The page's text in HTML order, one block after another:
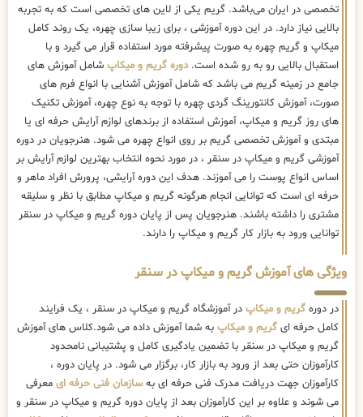
تخصصی در ایران می‌باشد. گریم یکی از لاین های تخصصی است که به تجربه
بالایی نیاز دارد. در این دوره آموزشی ، برای زیبا سازی چهره، یک روند کامل
میکاپ و گریم چهره به صورت پیشرفته مورد استفاده قرار می گیرد و با
استقبال بالایی رو به رو شده است.دوره گریم و میکاپ شامل آموزش های
جامع در زمینه گریم می باشد که شامل آموزش آشنایی با انواع فرم های
صورت، آموزش کانتورینگ گردی چهره با توجه به نوع چهره، آموزش تکنیک
های روز گریم و میکاپ، آموزش استفاده از برندهای لوازم آرایش حرفه ای یا
مبتدی و آموزش تخصصی گریم بر روی انواع چهره می شود. هنرجویان در دوره
آموزشی گریم و میکاپ در سنقر ، در مورد نحوه انتخاب بهترین لوازم آرایش بر
اساس انواع پوست را می آموزند. هدف این دوره آرایشی، پرورش افراد ماهر و
حرفه ای است که توانایی انجام هرگونه گریم و میکاپ مطابق با نظر و سلیقه
مشتری را داشته باشند. هنرجویان پس از پایان دوره گریم و میکاپ در سنقر
توانایی ورود به بازار کار گریم و میکاپ را دارند.
ویژگی های آموزش گریم و میکاپ در سنقر
در دوره گریم و میکاپ در آموزشگاه گریم و میکاپ در سنقر ، یک فرایند
کامل حرفه ای گریم و میکاپ به شما آموزش داده می شود.کلاس های آموزش
گریم و میکاپ در سنقر با تضمین یادگیری کامل و پشتیبانی نامحدود
کارآموزان حتی بعد از ورود به بازار کار، برگزار می شود. در پایان دوره ،
کارآموزان جهت دریافت مدرک فنی حرفه ای بهسازمان فنی حرفه ای معرفی
می شوند و علاوه بر این کارآموزان بعد از پایان دوره گریم و میکاپ در سنقر و